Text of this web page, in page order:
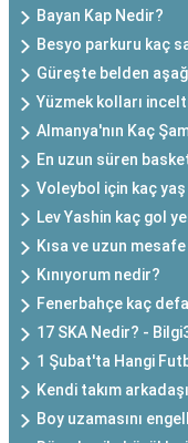
Bayan Kap Nedir?
Besyo parkuru kaç
Güreşte belden
Yüzmek kolları
Almanya'nın Kaç
En uzun süren
Voleybol için kaç
Lev Yashin kaç gol
Kısa ve uzun
Kınıyorum nedir?
Fenerbahçe kaç
17 SKA Nedir? -
1 Şubat'ta Hangi
Kendi takım
Boy uzamasını